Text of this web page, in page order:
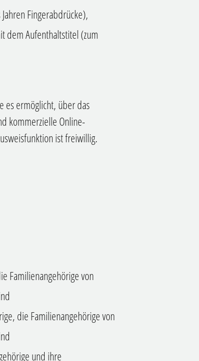
Fingerabdrücke),
dem Aufenthaltstitel(zum
es ermöglicht, über das
kommerzielle Online-
ist freiwillig.
Familienangehörige von
die Familienangehörige von
und ihre